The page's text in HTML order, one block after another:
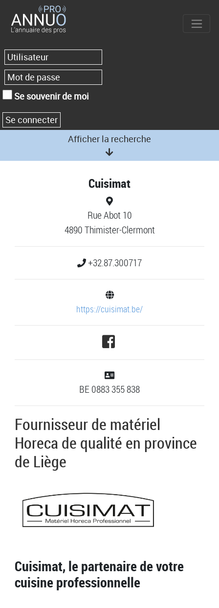
Se souvenir de moi
Afficher la recherche
Cuisimat
Rue Abot 10
4890 Thimister-Clermont
+32.87.300717
https://cuisimat.be/
BE 0883 355 838
Fournisseur de matériel
Horeca de qualité en province
de Liège
Cuisimat, le partenaire de votre
cuisine professionnelle